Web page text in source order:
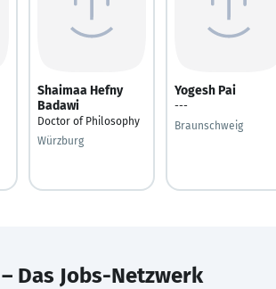
Shaimaa Hefny
Badawi
Doctor of Philosophy
Würzburg
Yogesh Pai
---
Braunschweig
– Das Jobs-Netzwerk